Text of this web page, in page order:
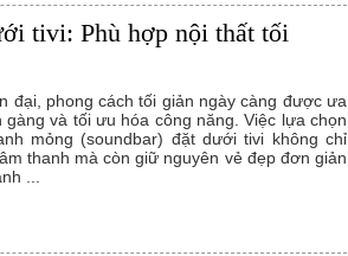
tivi: Phù hợp nội thất tối
đại, phong cách tối giản ngày càng được ưa
và tối ưu hóa công năng. Việc lựa chọn
mỏng (soundbar) đặt dưới tivi không chỉ
thanh mà còn giữ nguyên vẻ đẹp đơn giản
...